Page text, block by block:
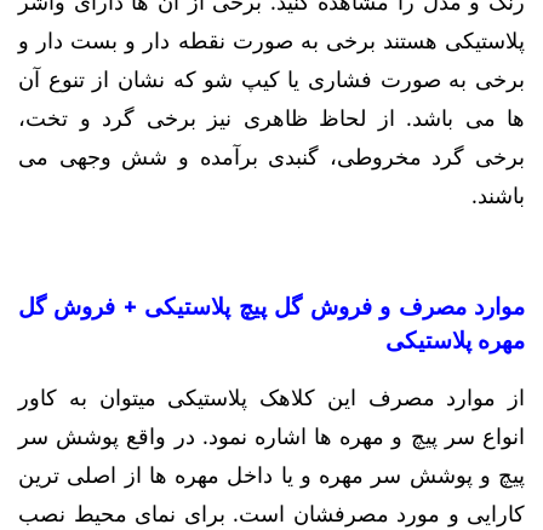
پلاستیکی هستند برخی به صورت نقطه دار و بست دار و
برخی به صورت فشاری یا کیپ شو که نشان از تنوع آن
ها می باشد. از لحاظ ظاهری نیز برخی گرد و تخت،
برخی گرد مخروطی، گنبدی برآمده و شش وجهی می
باشند.
موارد مصرف و فروش گل پیچ پلاستیکی + فروش گل
مهره پلاستیکی
از موارد مصرف این کلاهک پلاستیکی میتوان به کاور
انواع سر پیچ و مهره ها اشاره نمود. در واقع پوشش سر
پیچ و پوشش سر مهره و یا داخل مهره ها از اصلی ترین
کارایی و مورد مصرفشان است. برای نمای محیط نصب